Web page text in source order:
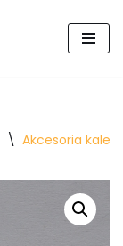
\ Akcesoria